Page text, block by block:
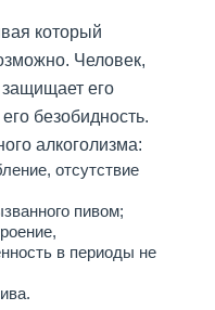
дому
"12
который
Человек,
его
безобидность.
алкоголизма:
отсутствие
пивом;
в периоды не